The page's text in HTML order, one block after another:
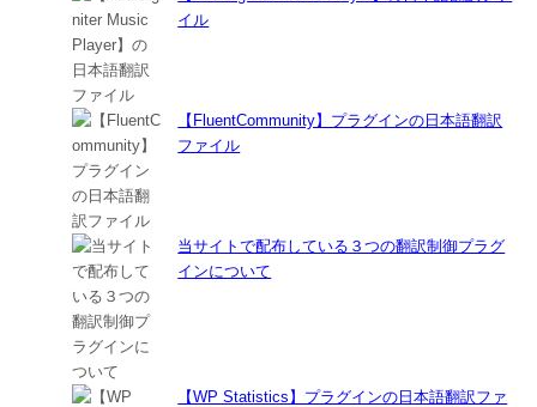
イル
【FluentCommunity】プラグインの日本語翻訳
ファイル
当サイトで配布している３つの翻訳制御プラグ
インについて
【WP Statistics】プラグインの日本語翻訳ファ